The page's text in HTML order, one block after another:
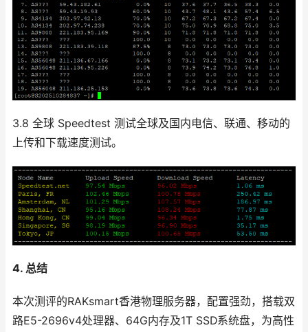
3.8 全球 Speedtest 测试全球及国内电信、联通、移动的
上传和下载速度测试。
4. 总结
本次测评的RAKsmart香港物理服务器，配置强劲，搭载双
路E5-2696v4处理器、64G内存及1T SSD系统盘，为高性